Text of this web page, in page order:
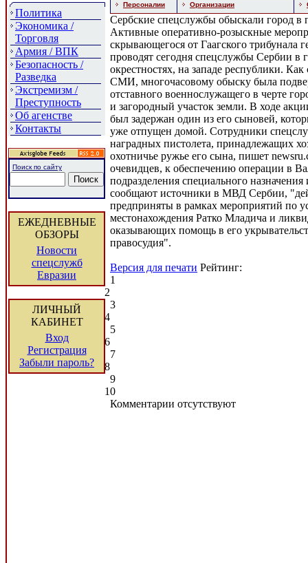
Политика
Экономика /
Торговля
Армия / ВПК
Безопасность /
Разведка
Экстремизм /
Преступность
Об агенстве
Контакты
Поиск по сайту
ЕЖЕДНЕВНЫЕ
ОБЗОРЫ
Новости
спецслужб
Евразии
ЛИЧНЫЙ
КАБИНЕТ
Вход
Регистрация
Забыли пароль?
Персоналии Организации
Сербские спецслужбы обыскали город в
Активные оперативно-розыскные
скрывающегося от Гаагского трибунала
проводят сегодня спецслужбы Сербии в
окрестностях, на западе республики.
СМИ, многочасовому обыску была
отставного военнослужащего в черте
и загородный участок земли. В ходе
был задержан один из его сыновей,
уже отпущен домой. Сотрудники
наградных пистолета, принадлежащих
охотничье ружье его сына, пишет
очевидцев, к обеспечению операции в
подразделения специального назначения
сообщают источники в МВД Сербии,
предприняты в рамках мероприятий по
местонахождения Ратко Младича и
оказывающих помощь в его
правосудия".
Версия для печати Рейтинг:
1
2
3
4
5
6
7
8
9
10
Комментарии отсутствуют